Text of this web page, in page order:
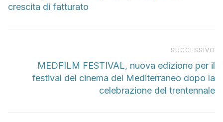
crescita di fatturato
SUCCESSIVO
MEDFILM FESTIVAL, nuova edizione per il
festival del cinema del Mediterraneo dopo la
celebrazione del trentennale